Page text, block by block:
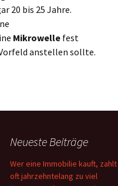
20 bis 25 Jahre.
Mikrowelle fest
anstellen sollte.
Neueste Beiträge
Wer eine Immobilie kauft, zahlt
oft jahrzehntelang zu viel